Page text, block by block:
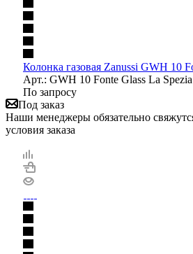
Колонка газовая Zanussi GWH 10
Арт.: GWH 10 Fonte Glass La Spezia
По запросу
Под заказ
Наши менеджеры обязательно
условия заказа